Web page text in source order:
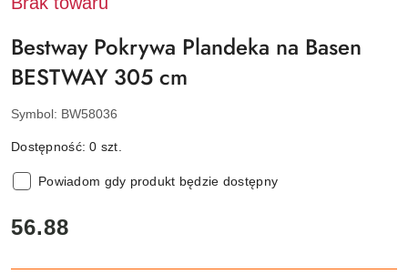
Bestway Pokrywa Plandeka na Basen
BESTWAY 305 cm
Symbol: BW58036
Dostępność:0 szt.
Powiadom gdy produkt będzie dostępny
cena:
56.88